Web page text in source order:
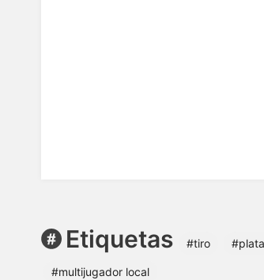
Etiquetas #tiro
#multijugador local